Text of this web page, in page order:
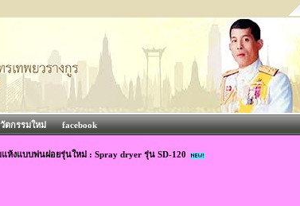
กรรมใหม่ facebook
งแบบพ่นฝอยรุ่นใหม่ : Spray dryer รุ่น SD-120